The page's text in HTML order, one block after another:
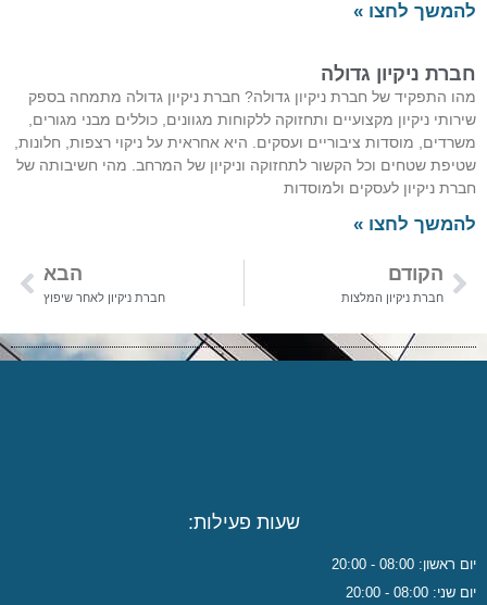
להמשך לחצו »
חברת ניקיון גדולה
מהו התפקיד של חברת ניקיון גדולה? חברת ניקיון גדולה מתמחה בספק
שירותי ניקיון מקצועיים ותחזוקה ללקוחות מגוונים, כוללים מבני מגורים,
משרדים, מוסדות ציבוריים ועסקים. היא אחראית על ניקוי רצפות, חלונות,
שטיפת שטחים וכל הקשור לתחזוקה וניקיון של המרחב. מהי חשיבותה של
חברת ניקיון לעסקים ולמוסדות
להמשך לחצו »
הקודם
חברת ניקיון המלצות
הבא
חברת ניקיון לאחר שיפוץ
שעות פעילות:
יום ראשון: 08:00 - 20:00
יום שני: 08:00 - 20:00